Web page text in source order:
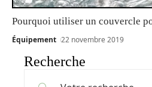
Pourquoi utiliser un couvercle
Équipement 22 novembre 2019
Recherche